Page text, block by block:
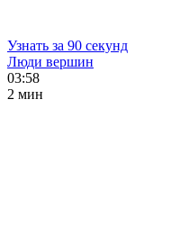
Узнать за 90 секунд
Люди вершин
03:58
2 мин